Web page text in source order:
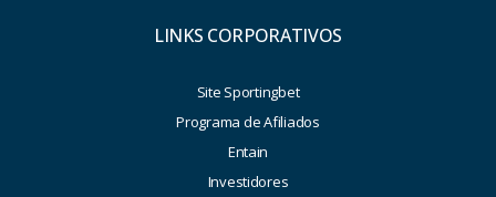
LINKS CORPORATIVOS
Site Sportingbet
Programa de Afiliados
Entain
Investidores